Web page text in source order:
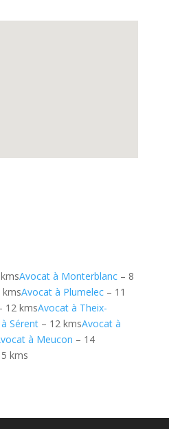
Avocat à Monterblanc– 8
Avocat à Plumelec– 11
12 kmsAvocat à Theix-
Sérent– 12 kmsAvocat à
à Meucon – 14
kms